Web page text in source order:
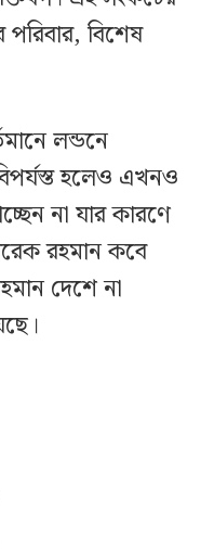
পরিবার, বিশেষ
লন্ডনে
হলেও এখনও
না যার কারণে
রহমান কবে
দেশে না